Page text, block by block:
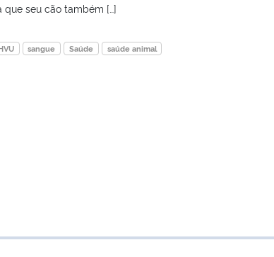
seu cão também […]
sangue Saúde saúde animal